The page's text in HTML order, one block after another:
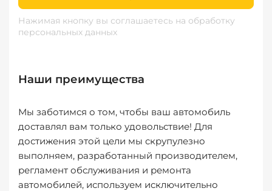
Нажимая кнопку вы соглашаетесь на обработку
персональных данных
Наши преимущества
Мы заботимся о том, чтобы ваш автомобиль
доставлял вам только удовольствие! Для
достижения этой цели мы скрупулезно
выполняем, разработанный производителем,
регламент обслуживания и ремонта
автомобилей, используем исключительно